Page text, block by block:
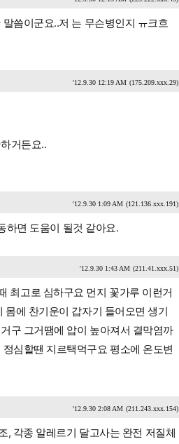
씀이군요..저 는 무슨병인지 ㅠ크흐
'12.9.30 12:19 AM (175.209.xxx.29)
거든요..
'12.9.30 1:09 AM (121.136.xxx.191)
하면 도움이 될것 같아요.
'12.9.30 1:43 AM (211.41.xxx.51)
최고로 심하구요 먼지 꽃가루 이런거
에 찬기운이 갑자기 들어오면 생기
구 그거땜에 압이 높아져서 결막염까
심할땐 지르택먹구요 평소에 온도변
'12.9.30 2:08 AM (211.243.xxx.154)
, 각종 알레르기 달고사는 완전 저질체